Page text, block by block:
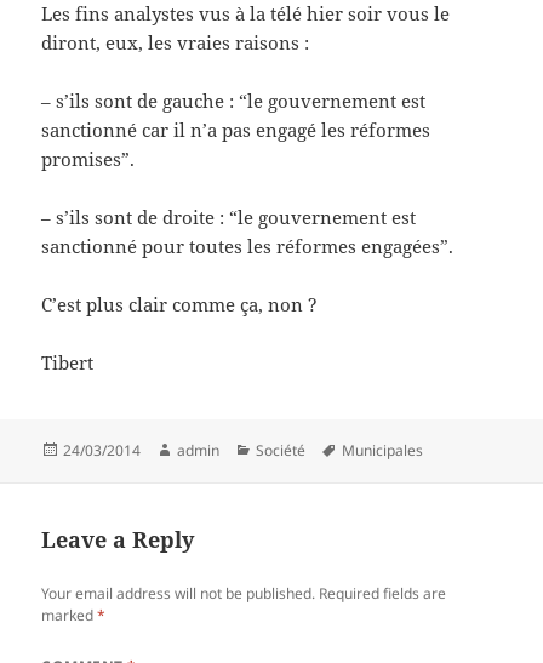
Les fins analystes vus à la télé hier soir vous le
diront, eux, les vraies raisons :
– s’ils sont de gauche : “le gouvernement est
sanctionné car il n’a pas engagé les réformes
promises”.
– s’ils sont de droite : “le gouvernement est
sanctionné pour toutes les réformes engagées”.
C’est plus clair comme ça, non ?
Tibert
Posted
24/03/2014 Author
admin Categories
Société Tags
Municipales
Leave a Reply
Your email address will not be published. Required fields are
marked*